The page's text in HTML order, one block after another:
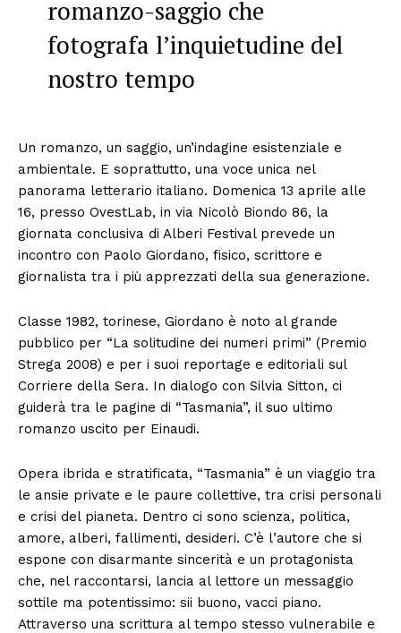
romanzo-saggio che
fotografa l’inquietudine del
nostro tempo
Un romanzo, un saggio, un’indagine esistenziale e
ambientale. E soprattutto, una voce unica nel
panorama letterario italiano. Domenica 13 aprile alle
16, presso OvestLab, in via Nicolò Biondo 86, la
giornata conclusiva di Alberi Festival prevede un
incontro con Paolo Giordano, fisico, scrittore e
giornalista tra i più apprezzati della sua generazione.
Classe 1982, torinese, Giordano è noto al grande
pubblico per “La solitudine dei numeri primi” (Premio
Strega 2008) e per i suoi reportage e editoriali sul
Corriere della Sera. In dialogo con Silvia Sitton, ci
guiderà tra le pagine di “Tasmania”, il suo ultimo
romanzo uscito per Einaudi.
Opera ibrida e stratificata, “Tasmania” è un viaggio tra
le ansie private e le paure collettive, tra crisi personali
e crisi del pianeta. Dentro ci sono scienza, politica,
amore, alberi, fallimenti, desideri. C’è l’autore che si
espone con disarmante sincerità e un protagonista
che, nel raccontarsi, lancia al lettore un messaggio
sottile ma potentissimo: sii buono, vacci piano.
Attraverso una scrittura al tempo stesso vulnerabile e